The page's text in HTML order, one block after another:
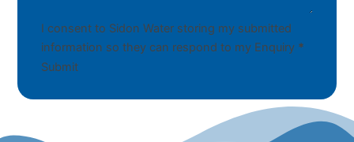
I consent to Sidon Water storing my submitted
information so they can respond to my Enquiry *
Submit